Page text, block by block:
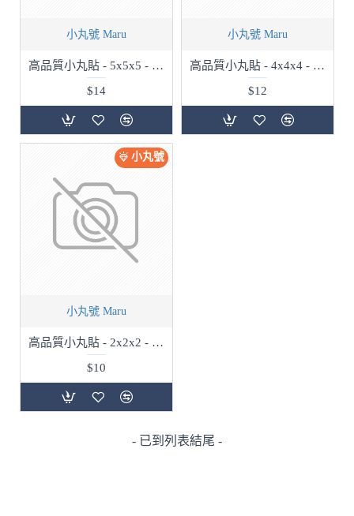
小丸號 Maru
高品質小丸貼 - 5x5x5 - 單色購買
$14
小丸號 Maru
高品質小丸貼 - 4x4x4 - 單色購買
$12
小丸號
小丸號 Maru
高品質小丸貼 - 2x2x2 - 單色購買
$10
- 已到列表結尾 -